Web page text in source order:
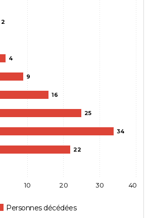
2
4
9
16
25
34
22
Personnes décédées
10 20 30 40